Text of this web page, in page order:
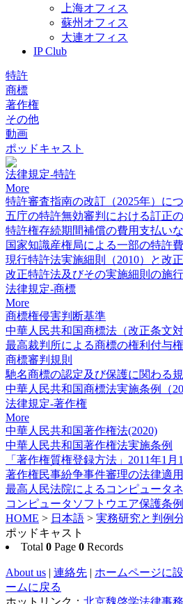
上海オフィス
蘇州オフィス
大連オフィス
IP Club
特許
商標
著作権
その他
動画
ポッドキャスト
法律規定-特許
More
特許審査指南の改訂（2025年）に
五庁の特許無効審判における訂正
特許権存続期間補償の費用支払い
国家知識産権局による一部の特許
現行特許法実施細則（2010）と改
改正特許法及びその実施細則の施
法律規定-商標
More
商標権侵害判断基準
中華人民共和国商標法（改正条文
最高裁判所による商標の権利付与
商標審判規則
馳名商標の認定及び保護に関わる
中華人民共和国商標法実施条例（
法律規定-著作権
More
中華人民共和国著作権法(2020)
中華人民共和国著作権法実施条例
「著作権質権登録方法」2011年1月
著作権民事紛争事件審理の法律適
最高人民法院によるコンピュータ
コンピュータソフトウエア保護条例
HOME > 日本語 > 実務研究と判例
ポッドキャスト
Total 0 Page 0 Records
About us | 連絡先 | ホームページに
ームに戻る
ホットリンク： 北京魏啓学法律事